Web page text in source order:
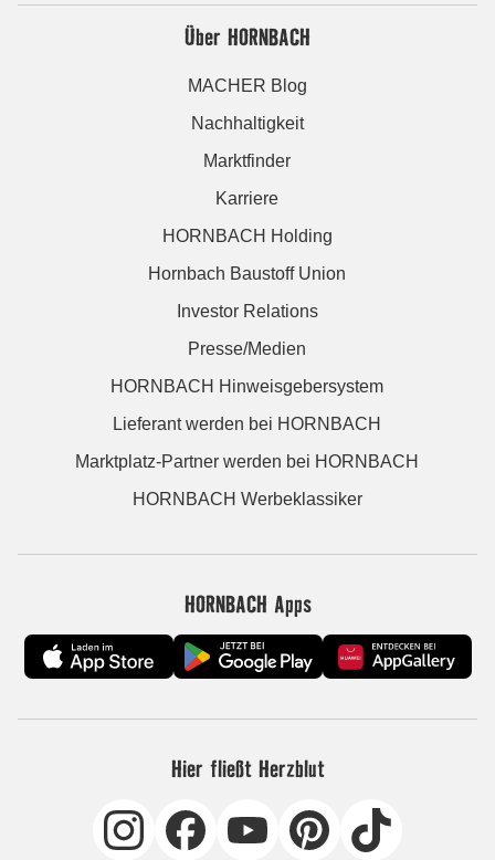
Über HORNBACH
MACHER Blog
Nachhaltigkeit
Marktfinder
Karriere
HORNBACH Holding
Hornbach Baustoff Union
Investor Relations
Presse/Medien
HORNBACH Hinweisgebersystem
Lieferant werden bei HORNBACH
Marktplatz-Partner werden bei HORNBACH
HORNBACH Werbeklassiker
HORNBACH Apps
Hier fließt Herzblut